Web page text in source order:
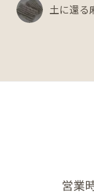
土に還る
営業